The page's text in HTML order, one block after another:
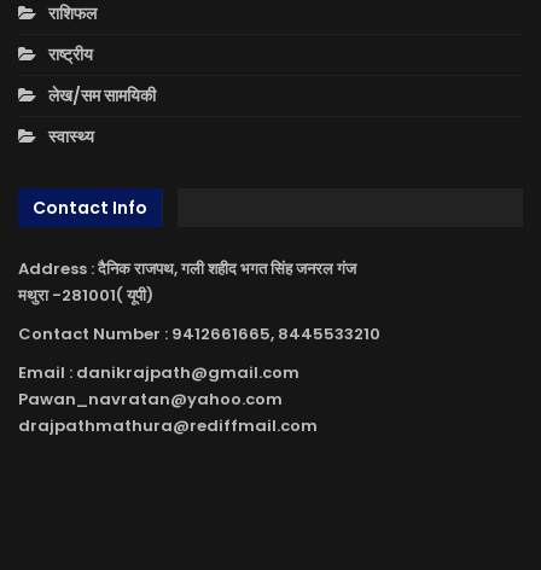
राशिफल
राष्ट्रीय
लेख/सम सामयिकी
स्वास्थ्य
Contact Info
Address : दैनिक राजपथ, गली शहीद भगत सिंह जनरल गंज
मथुरा -281001( यूपी)
Contact Number : 9412661665, 8445533210
Email : danikrajpath@gmail.com
Pawan_navratan@yahoo.com
drajpathmathura@rediffmail.com